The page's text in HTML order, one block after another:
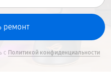
с Политикой конфиденциальности